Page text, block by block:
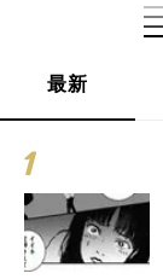
最新